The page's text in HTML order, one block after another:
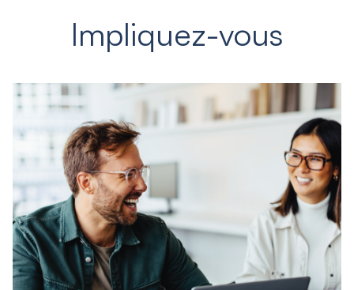
Impliquez-vous